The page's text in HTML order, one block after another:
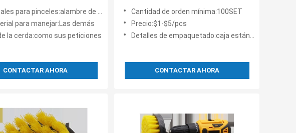
PP 4 pulgadas de mango
para pinceles:alambre de los pp
para manejar:Las demás
la cerda:como sus peticiones
CONTACTAR AHORA
cepillos de lavado de autos
Cantidad de orden mínima:100SET
Precio:$1-$5/pcs
Detalles de empaquetado:caja estándar
CONTACTAR AHORA